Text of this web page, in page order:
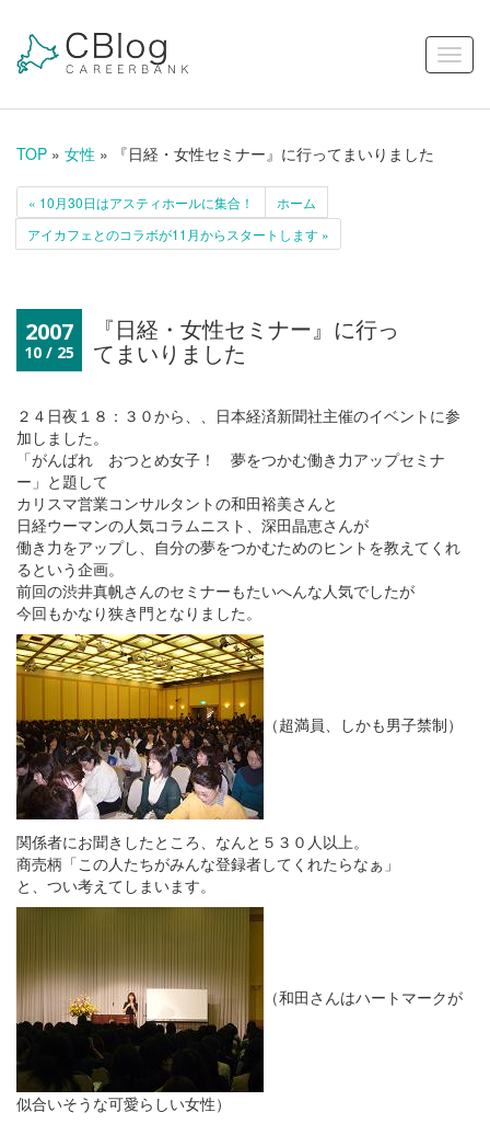
TOP » 女性 » 『日経・女性セミナー』に行ってまいりました
« 10月30日はアスティホールに集合！
ホーム
アイカフェとのコラボが11月からスタートします »
2007
10 / 25
『日経・女性セミナー』に行っ
てまいりました
２４日夜１８：３０から、、日本経済新聞社主催のイベントに参
加しました。
「がんばれ おつとめ女子！ 夢をつかむ働き力アップセミナ
ー」と題して
カリスマ営業コンサルタントの和田裕美さんと
日経ウーマンの人気コラムニスト、深田晶恵さんが
働き力をアップし、自分の夢をつかむためのヒントを教えてくれ
るという企画。
前回の渋井真帆さんのセミナーもたいへんな人気でしたが
今回もかなり狭き門となりました。
（超満員、しかも男子禁制）
関係者にお聞きしたところ、なんと５３０人以上。
商売柄「この人たちがみんな登録者してくれたらなぁ」
と、つい考えてしまいます。
（和田さんはハートマークが
似合いそうな可愛らしい女性）